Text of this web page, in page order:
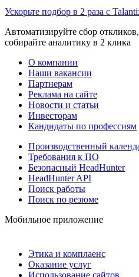
Ускорьте подбор в 2 раза с
Автоматизируйте сбор
собирайте аналитику в 2 клика
О компании
Наши вакансии
Партнерам
Реклама на сайте
Новости и статьи
Инвесторам
Кандидаты по профессиям
Производственный
Требования к ПО
Безопасный HeadHunter
HeadHunter API
Поиск работы
Поиск по резюме
Мобильное приложение
Этика и комплаенс
Оказание услуг
Использование сайтов